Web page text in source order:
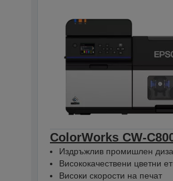
ColorWorks CW-
Издръжлив промишлен
Висококачествени цветни
Високи скорости на печат